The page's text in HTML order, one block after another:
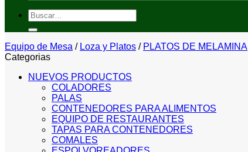
Buscar
por:
Equipo de Mesa / Loza y Platos / PLATOS DE MELAMINA
Categorias
NUEVOS PRODUCTOS
COLADORES
PALAS
CONTENEDORES PARA ALIMENTOS
EQUIPO DE RESTAURANTES
TAPAS PARA CONTENEDORES
COMALES